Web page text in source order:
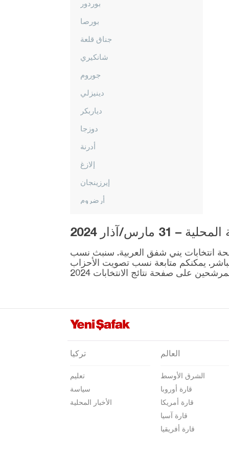
بوردور
بورصا
جناق قلعة
شانكيري
جوروم
دينيزلي
دياربكر
دوزجا
أدرنة
إلازغ
إيرزينجان
أرضروم
غازي عنتاب
غيراسون
كوموش خانة
هطاي
إيغدير
إيسبارتا
قهرمان ماراش
قارابوك
مارس/آذار 2024
المقرر إجراؤها في 31 مارس موجودة على صفحة انتخابات يني شفق العربية. سنبث نسب
ونتائج الانتخابات بشكل مباشر. يمكنكم متابعة نسب تصويت الأحزاب
تركيا
تعليم
سياسة
الأخبار المحلية
العالم
الشرق الأوسط
قارة أوروبا
قارة أمريكا
قارة آسيا
قارة أفريقيا